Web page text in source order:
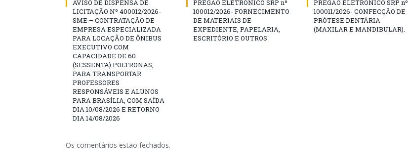
AVISO DE DISPENSA DE
LICITAÇÃO Nº 400012/2026-
SME – CONTRATAÇÃO DE
EMPRESA ESPECIALIZADA
PARA LOCAÇÃO DE ÔNIBUS
EXECUTIVO COM
CAPACIDADE DE 60
(SESSENTA) POLTRONAS,
PARA TRANSPORTAR
PROFESSORES
RESPONSÁVEIS E ALUNOS
PARA BRASÍLIA, COM SAÍDA
DIA 10/08/2026 E RETORNO
DIA 14/08/2026
PREGÃO ELETRÔNICO SRP nº
100012/2026- FORNECIMENTO
DE MATERIAIS DE
EXPEDIENTE, PAPELARIA,
ESCRITÓRIO E OUTROS
PREGÃO ELETRÔNICO SRP nº
100011/2026- CONFECÇÃO DE
PRÓTESE DENTÁRIA
(MAXILAR E MANDIBULAR).
Os comentários estão fechados.